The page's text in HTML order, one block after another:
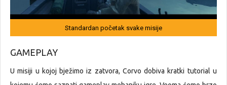
Standardan početak svake misije
GAMEPLAY
U misiji u kojoj bježimo iz zatvora, Corvo dobiva kratki tutorial u